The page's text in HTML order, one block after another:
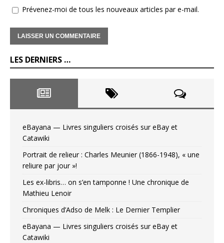
Prévenez-moi de tous les nouveaux articles par e-mail.
LES DERNIERS …
eBayana — Livres singuliers croisés sur eBay et
Catawiki
Portrait de relieur : Charles Meunier (1866-1948), « une
reliure par jour »!
Les ex-libris… on s’en tamponne ! Une chronique de
Mathieu Lenoir
Chroniques d’Adso de Melk : Le Dernier Templier
eBayana — Livres singuliers croisés sur eBay et
Catawiki